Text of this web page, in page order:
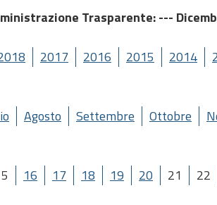
Trasparente: ---
2017 2016 2015 2014
Agosto Settembre Ottobre
16 17 18 19 20 21 22